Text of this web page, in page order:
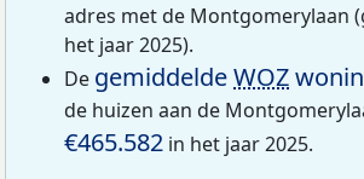
adres met de Montgomerylaan
het jaar 2025).
De gemiddeldeWOZ
de huizen aan de
€465.582 in het jaar 2025.